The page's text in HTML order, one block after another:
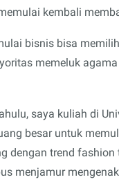
kembali
bisnis bisa
memeluk
saya kuliah di
besar untuk
dengan trend
menjamur